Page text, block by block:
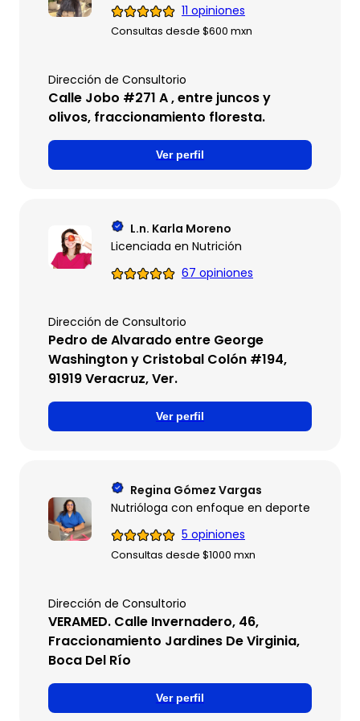
11 opiniones
Consultas desde $600 mxn
Dirección de Consultorio
Calle Jobo #271 A , entre juncos y
olivos, fraccionamiento floresta.
Ver perfil
L.n. Karla Moreno
Licenciada en Nutrición
67 opiniones
Dirección de Consultorio
Pedro de Alvarado entre George
Washington y Cristobal Colón #194,
91919 Veracruz, Ver.
Ver perfil
Regina Gómez Vargas
Nutrióloga con enfoque en deporte y
5 opiniones
Consultas desde $1000 mxn
Dirección de Consultorio
VERAMED. Calle Invernadero, 46,
Fraccionamiento Jardines De Virginia,
Boca Del Río
Ver perfil